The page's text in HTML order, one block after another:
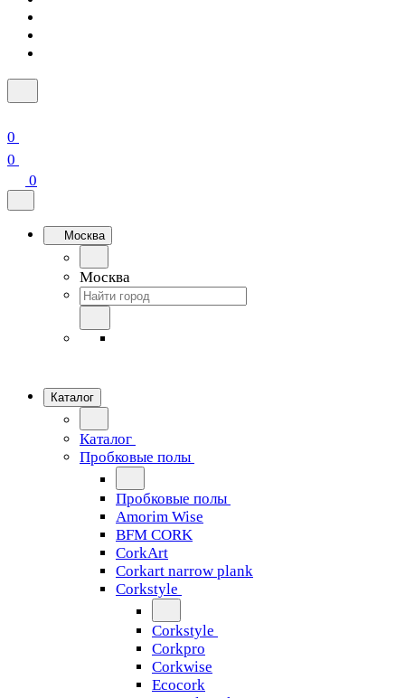
0
0
0
Москва
Москва
Каталог
Каталог
Пробковые полы
Пробковые полы
Amorim Wise
BFM CORK
CorkArt
Corkart narrow plank
Corkstyle
Corkstyle
Corkpro
Corkwise
Ecocork